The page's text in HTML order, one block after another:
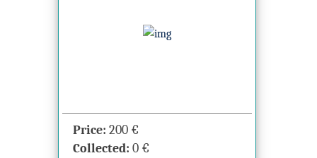
Price: 200 €
Collected: 0 €